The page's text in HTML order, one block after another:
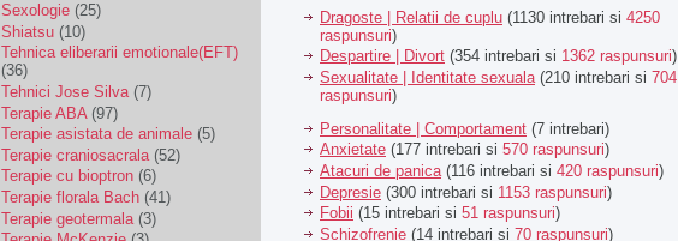
Sexologie (25)
Shiatsu (10)
Tehnica eliberarii emotionale(EFT)
(36)
Tehnici Jose Silva(7)
Terapie ABA (97)
Terapie asistata de animale (5)
Terapie craniosacrala (52)
Terapie cu bioptron (6)
Terapie florala Bach (41)
Terapie geotermala (3)
Dragoste | Relatii de cuplu (1130 intrebari si 4250
raspunsuri)
Despartire | Divort (354 intrebari si 1362 raspunsuri)
Sexualitate | Identitate sexuala (210 intrebari si 704
raspunsuri)
Personalitate | Comportament (7 intrebari)
Anxietate (177 intrebari si 570 raspunsuri)
Atacuri de panica(116 intrebari si 420 raspunsuri)
Depresie (300 intrebari si 1153 raspunsuri)
Fobii (15 intrebari si 51 raspunsuri)
Schizofrenie (14 intrebari si 70 raspunsuri)